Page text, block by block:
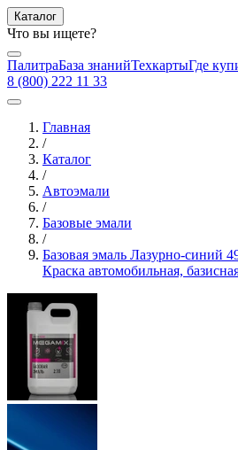
Каталог
Что вы ищете?
ПалитраБаза знанийТехкартыГде
8 (800) 222 11 33
Главная
/
Каталог
/
Автоэмали
/
Базовые эмали
/
Базовая эмаль Лазурно-синий
Краска автомобильная,